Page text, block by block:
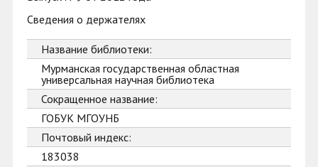
Сведения о держателях
Название библиотеки:
Мурманская государственная областная
универсальная научная библиотека
Сокращенное название:
ГОБУК МГОУНБ
Почтовый индекс:
183038